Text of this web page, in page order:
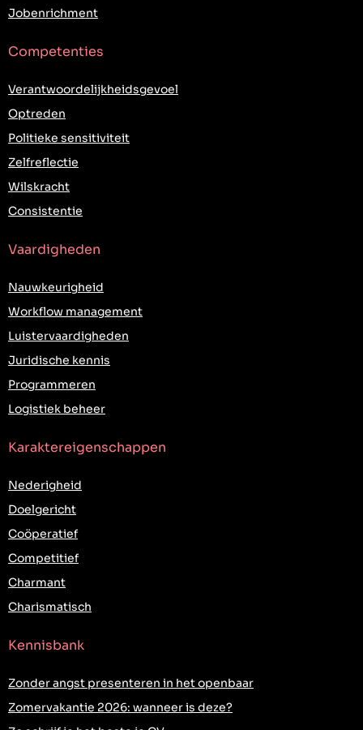
Jobenrichment
Competenties
Verantwoordelijkheidsgevoel
Optreden
Politieke sensitiviteit
Zelfreflectie
Wilskracht
Consistentie
Vaardigheden
Nauwkeurigheid
Workflow management
Luistervaardigheden
Juridische kennis
Programmeren
Logistiek beheer
Karaktereigenschappen
Nederigheid
Doelgericht
Coöperatief
Competitief
Charmant
Charismatisch
Kennisbank
Zonder angst presenteren in het openbaar
Zomervakantie 2026: wanneer is deze?